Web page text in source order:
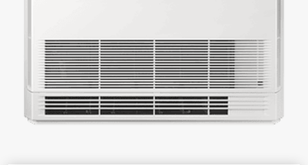
Šta je toplotna pumpa i kako
funkcioniše?
Benefiti toplotne pumpe
Naša rješenja
RJEŠENJA ZA VAŠ DOM
Rješenja za klimatizaciju vazduha
Proizvodi